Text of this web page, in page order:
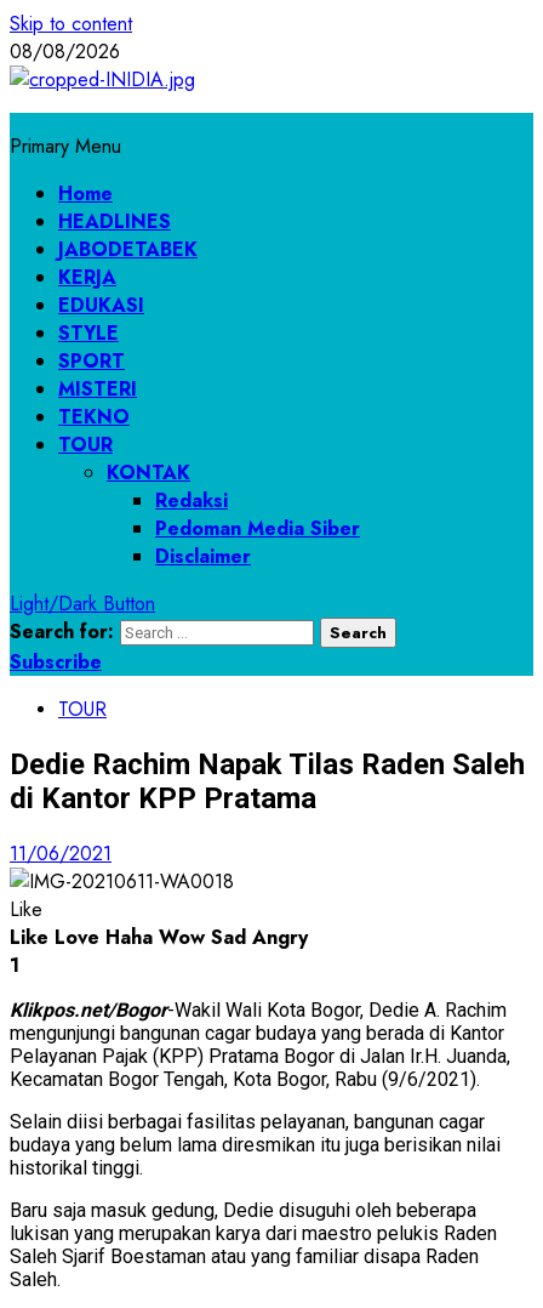
Skip to content
08/08/2026
Primary Menu
Home
HEADLINES
JABODETABEK
KERJA
EDUKASI
STYLE
SPORT
MISTERI
TEKNO
TOUR
KONTAK
Redaksi
Pedoman Media Siber
Disclaimer
Light/Dark Button
Search for:
Subscribe
TOUR
Dedie Rachim Napak Tilas Raden Saleh
di Kantor KPP Pratama
11/06/2021
Like
Like Love Haha Wow Sad Angry
1
Klikpos.net/Bogor-Wakil Wali Kota Bogor, Dedie A. Rachim
mengunjungi bangunan cagar budaya yang berada di Kantor
Pelayanan Pajak (KPP) Pratama Bogor di Jalan Ir.H. Juanda,
Kecamatan Bogor Tengah, Kota Bogor, Rabu (9/6/2021).
Selain diisi berbagai fasilitas pelayanan, bangunan cagar
budaya yang belum lama diresmikan itu juga berisikan nilai
historikal tinggi.
Baru saja masuk gedung, Dedie disuguhi oleh beberapa
lukisan yang merupakan karya dari maestro pelukis Raden
Saleh Sjarif Boestaman atau yang familiar disapa Raden
Saleh.